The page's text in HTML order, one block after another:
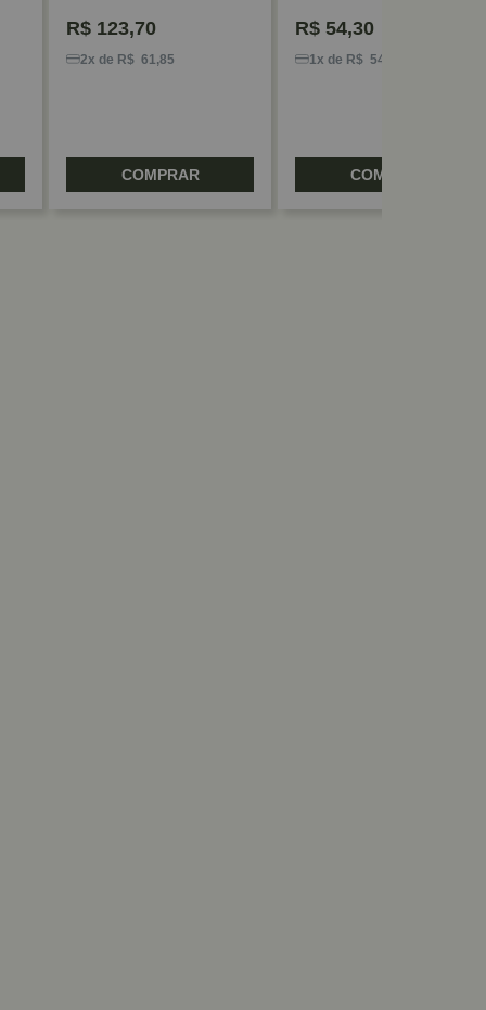
R$ 123,70
2x de R$ 61,85
COMPRAR
R$ 54,30
1x de R$ 54,30
COMPRAR